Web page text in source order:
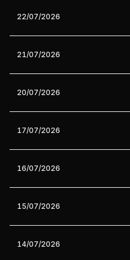
22/07/2026
21/07/2026
20/07/2026
17/07/2026
16/07/2026
15/07/2026
14/07/2026